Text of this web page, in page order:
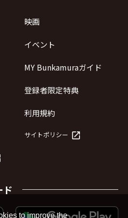
to improve the
ド
映画
イベント
MY Bunkamuraガイド
登録者限定特典
利用規約
サイトポリシー launch